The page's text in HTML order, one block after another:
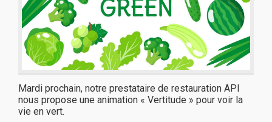
Mardi prochain, notre prestataire de restauration API
nous propose une animation « Vertitude » pour voir la
vie en vert.